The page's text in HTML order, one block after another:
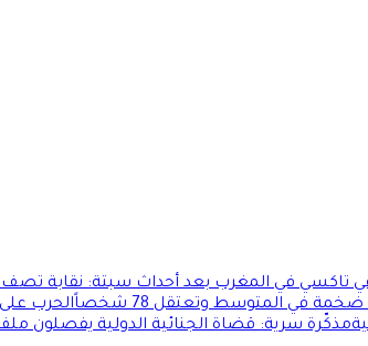
في المغرب بعد أحداث سبتة: نقابة تصف
في المتوسط وتعتقل 78 شخصاً الحرب
مذكّرة سرية: قضاة الجنائية الدولية يفصلون